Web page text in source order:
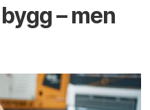
– men